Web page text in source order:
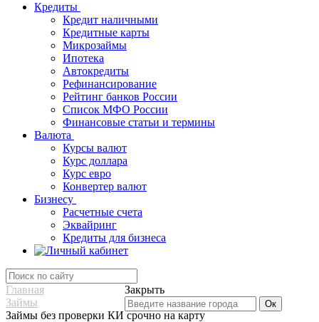
Кредиты
Кредит наличными
Кредитные карты
Микрозаймы
Ипотека
Автокредиты
Рефинансирование
Рейтинг банков России
Список МФО России
Финансовые статьи и термины
Валюта
Курсы валют
Курс доллара
Курс евро
Конвертер валют
Бизнесу
Расчетные счета
Эквайринг
Кредиты для бизнеса
Закрыть
Главная
Займы
Займы без проверки КИ срочно на карту